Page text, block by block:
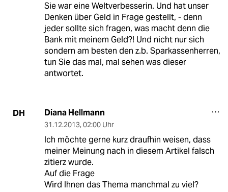
Sie war eine Weltverbesserin. Und hat unser
Denken über Geld in Frage gestellt, - denn
jeder sollte sich fragen, was macht denn die
Bank mit meinem Geld?! Und nicht nur sich
sondern am besten den z.b. Sparkassenherren,
tun Sie das mal, mal sehen was dieser
antwortet.
DH Diana Hellmann
31.12.2013, 02:00 Uhr
Ich möchte gerne kurz draufhin weisen, dass
meiner Meinung nach in diesem Artikel falsch
zitierz wurde.
Auf die Frage
Wird Ihnen das Thema manchmal zu viel?